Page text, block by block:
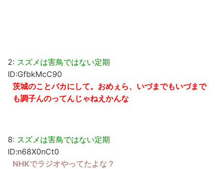
2: スズメは害鳥ではない定期
ID:GfbkMcC90
茨城のことバカにして。おめぇら、いづまでもいづまで
も調子んのってんじゃねえかんな
8: スズメは害鳥ではない定期
ID:n68X0nCt0
NHKでラジオやってたよな？